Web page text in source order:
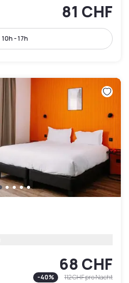
81 CHF
10h - 17h
68 CHF
-40% 112 CHFpro Nacht